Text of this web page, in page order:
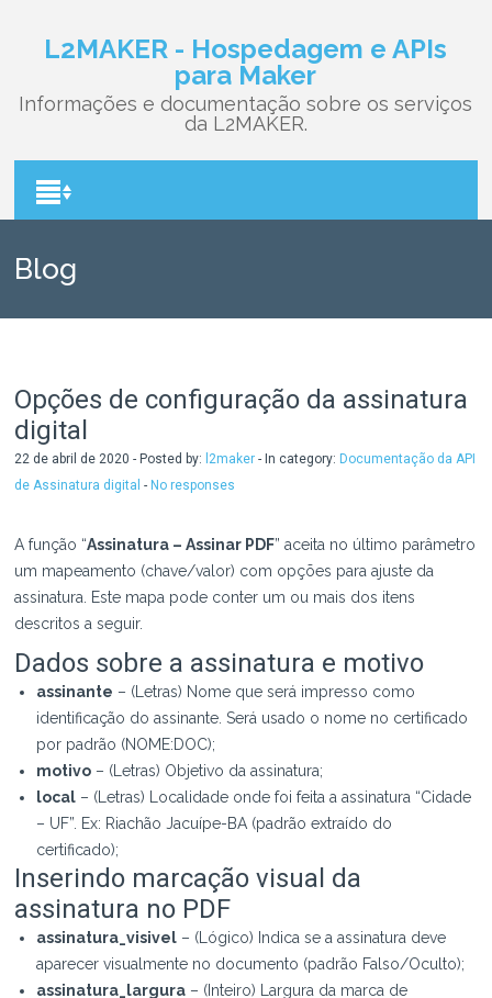
L2MAKER - Hospedagem e APIs
para Maker
Informações e documentação sobre os serviços
da L2MAKER.
Blog
Opções de configuração da assinatura
digital
22 de abril de 2020 - Posted by: l2maker - In category: Documentação da API
de Assinatura digital - No responses
A função “Assinatura – Assinar PDF” aceita no último parâmetro
um mapeamento (chave/valor) com opções para ajuste da
assinatura. Este mapa pode conter um ou mais dos itens
descritos a seguir.
Dados sobre a assinatura e motivo
assinante – (Letras) Nome que será impresso como
identificação do assinante. Será usado o nome no certificado
por padrão (NOME:DOC);
motivo – (Letras) Objetivo da assinatura;
local – (Letras) Localidade onde foi feita a assinatura “Cidade
– UF”. Ex: Riachão Jacuípe-BA (padrão extraído do
certificado);
Inserindo marcação visual da
assinatura no PDF
assinatura_visivel – (Lógico) Indica se a assinatura deve
aparecer visualmente no documento (padrão Falso/Oculto);
assinatura_largura – (Inteiro) Largura da marca de